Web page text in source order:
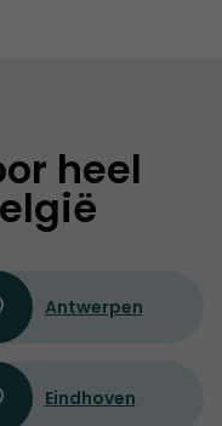
heel
Antwerpen
Eindhoven